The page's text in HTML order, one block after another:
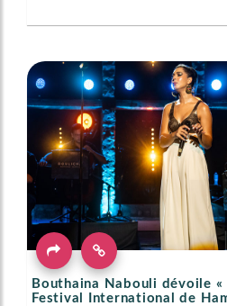
Bouthaina Nabouli dévoile «
Festival International de